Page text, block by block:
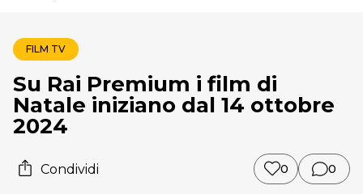
FILM TV
Su Rai Premium i film di
Natale iniziano dal 14 ottobre
2024
Condividi 0 0